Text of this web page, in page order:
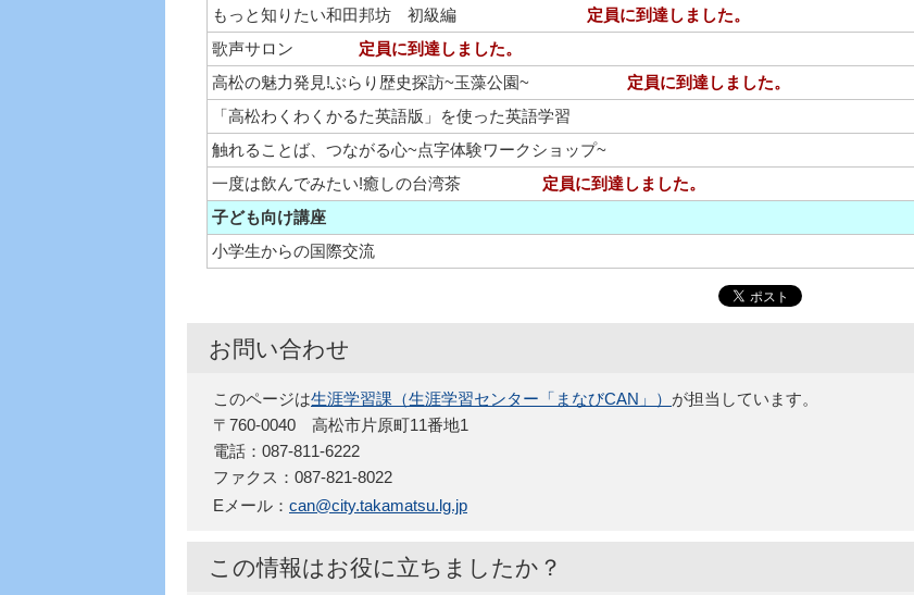
もっと知りたい和田邦坊 初級編 定員に到達しました。
歌声サロン 定員に到達しました。
高松の魅力発見!ぶらり歴史探訪~玉藻公園~ 定員に到達しました。
「高松わくわくかるた英語版」を使った英語学習
触れることば、つながる心~点字体験ワークショップ~
一度は飲んでみたい!癒しの台湾茶 定員に到達しました。
子ども向け講座
小学生からの国際交流
お問い合わせ
このページは生涯学習課（生涯学習センター「まなびCAN」） が担当しています。
〒760-0040 高松市片原町11番地1
電話：087-811-6222
ファクス：087-821-8022
Eメール： can@city.takamatsu.lg.jp
この情報はお役に立ちましたか？